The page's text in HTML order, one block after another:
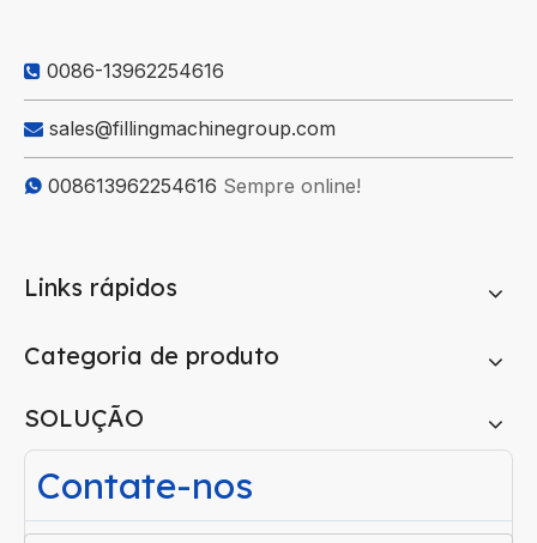
 0086-13962254616
 sales@fillingmachinegroup.com
 008613962254616 Sempre online!
Links rápidos
Categoria de produto
SOLUÇÃO
Contate-nos